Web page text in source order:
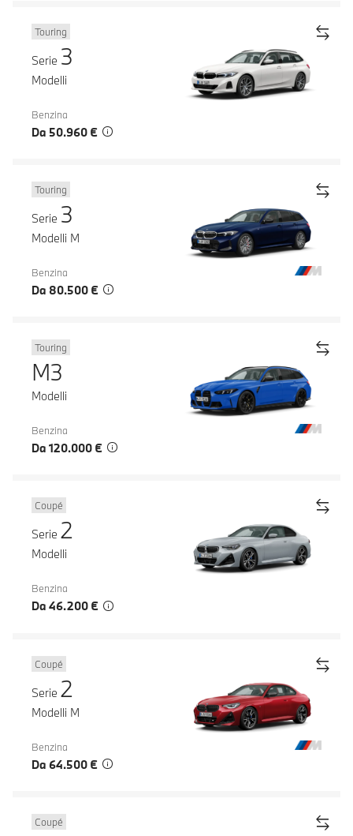
Touring
Serie 3
Modelli
Benzina
Da 50.960 €
Touring
Serie 3
Modelli M
Benzina
Da 80.500 €
Touring
M3
Modelli
Benzina
Da 120.000 €
Coupé
Serie 2
Modelli
Benzina
Da 46.200 €
Coupé
Serie 2
Modelli M
Benzina
Da 64.500 €
Coupé